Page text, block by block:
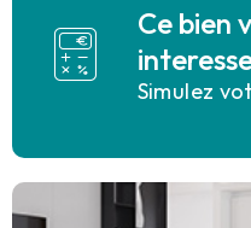
Ce bien
Simulez